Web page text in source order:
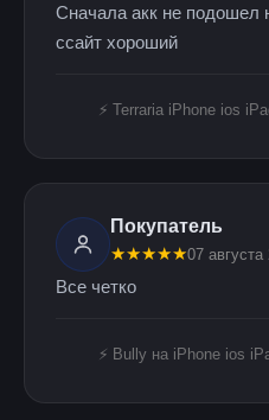
Сначала акк не подошел
ссайт хороший
⚡️ Terraria iPhone ios
Покупатель
★★★★★07
Все четко